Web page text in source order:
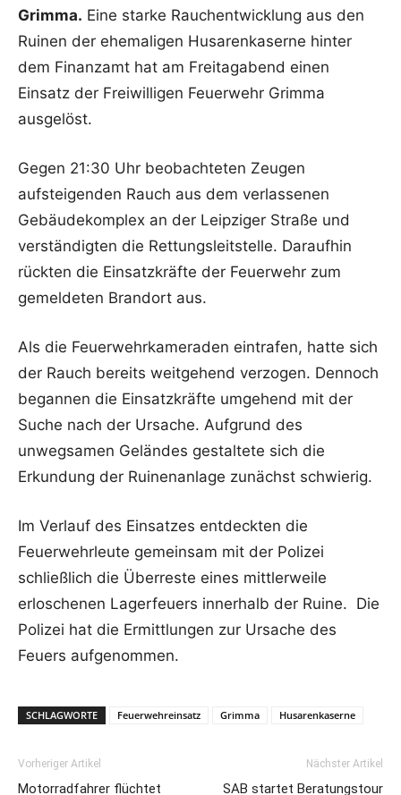
Grimma. Eine starke Rauchentwicklung aus den
Ruinen der ehemaligen Husarenkaserne hinter
dem Finanzamt hat am Freitagabend einen
Einsatz der Freiwilligen Feuerwehr Grimma
ausgelöst.
Gegen 21:30 Uhr beobachteten Zeugen
aufsteigenden Rauch aus dem verlassenen
Gebäudekomplex an der Leipziger Straße und
verständigten die Rettungsleitstelle. Daraufhin
rückten die Einsatzkräfte der Feuerwehr zum
gemeldeten Brandort aus.
Als die Feuerwehrkameraden eintrafen, hatte sich
der Rauch bereits weitgehend verzogen. Dennoch
begannen die Einsatzkräfte umgehend mit der
Suche nach der Ursache. Aufgrund des
unwegsamen Geländes gestaltete sich die
Erkundung der Ruinenanlage zunächst schwierig.
Im Verlauf des Einsatzes entdeckten die
Feuerwehrleute gemeinsam mit der Polizei
schließlich die Überreste eines mittlerweile
erloschenen Lagerfeuers innerhalb der Ruine. Die
Polizei hat die Ermittlungen zur Ursache des
Feuers aufgenommen.
SCHLAGWORTE Feuerwehreinsatz Grimma Husarenkaserne
Vorheriger Artikel
Motorradfahrer flüchtet
Nächster Artikel
SAB startet Beratungstour